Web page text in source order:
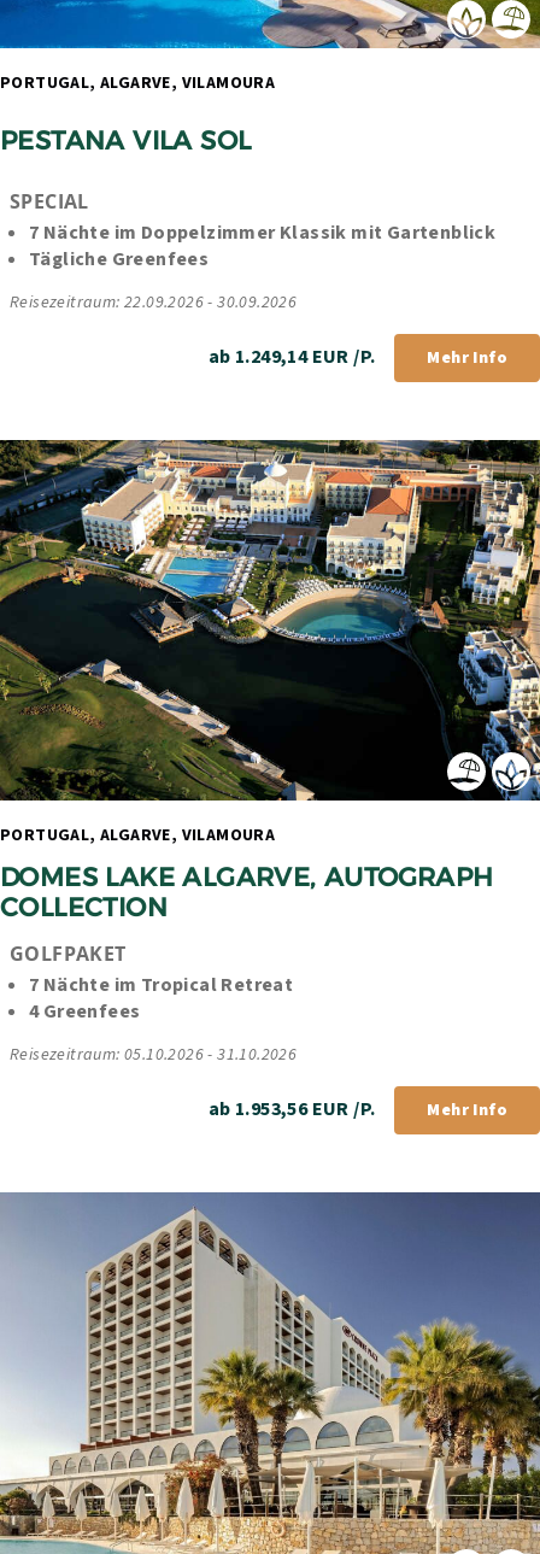
PESTANA VILA SOL
SPECIAL
7 Nächte im Doppelzimmer Klassik mit Gartenblick
Tägliche Greenfees
Reisezeitraum: 22.09.2026 - 30.09.2026
ab 1.249,14 EUR /P. Mehr Info
DOMES LAKE ALGARVE, AUTOGRAPH
COLLECTION
GOLFPAKET
7 Nächte im Tropical Retreat
4 Greenfees
Reisezeitraum: 05.10.2026 - 31.10.2026
ab 1.953,56 EUR /P. Mehr Info